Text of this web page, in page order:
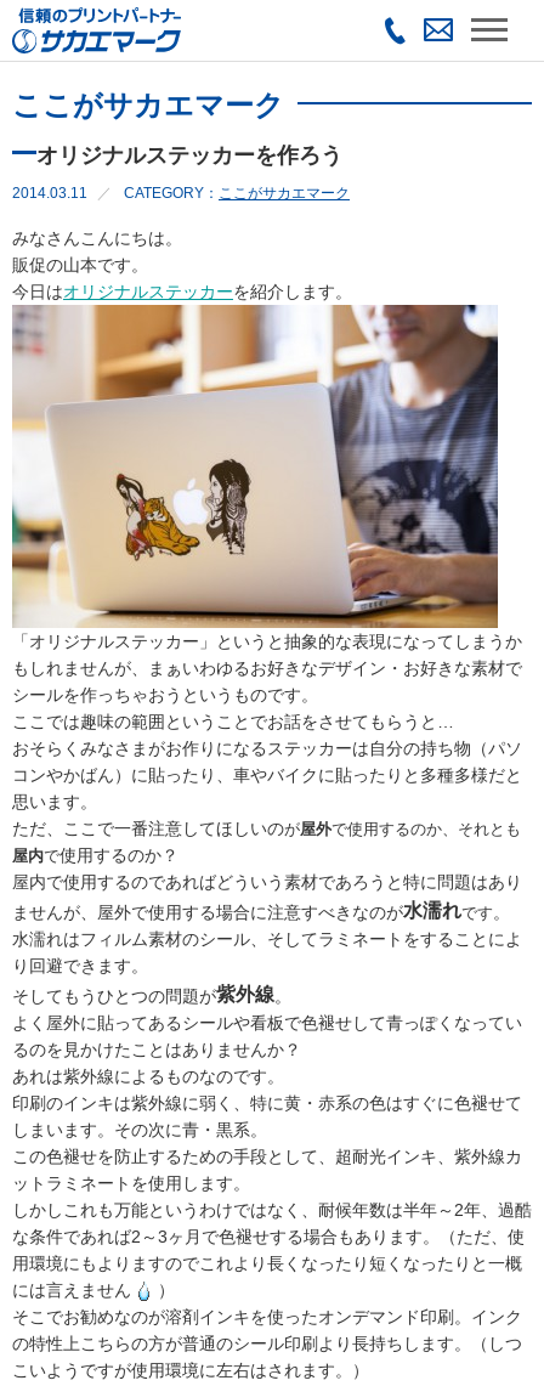
ここがサカエマーク
オリジナルステッカーを作ろう
2014.03.11 CATEGORY： ここがサカエマーク
みなさんこんにちは。
販促の山本です。
今日はオリジナルステッカーを紹介します。
「オリジナルステッカー」というと抽象的な表現になってしまうか
もしれませんが、まぁいわゆるお好きなデザイン・お好きな素材で
シールを作っちゃおうというものです。
ここでは趣味の範囲ということでお話をさせてもらうと…
おそらくみなさまがお作りになるステッカーは自分の持ち物（パソ
コンやかばん）に貼ったり、車やバイクに貼ったりと多種多様だと
思います。
ただ、ここで一番注意してほしいのが屋外で使用するのか、それとも
屋内で使用するのか？
屋内で使用するのであればどういう素材であろうと特に問題はあり
ませんが、屋外で使用する場合に注意すべきなのが水濡れです 。
水濡れはフィルム素材のシール、そしてラミネートをすることによ
り回避できます。
そしてもうひとつの問題が紫外線。
よく屋外に貼ってあるシールや看板で色褪せして青っぽくなってい
るのを見かけたことはありませんか？
あれは紫外線によるものなのです。
印刷のインキは紫外線に弱く、特に黄・赤系の色はすぐに色褪せて
しまいます。その次に青・黒系。
この色褪せを防止するための手段として、超耐光インキ、紫外線カ
ットラミネートを使用します。
しかしこれも万能というわけではなく、耐候年数は半年～2年、過酷
な条件であれば2～3ヶ月で色褪せする場合もあります。（ただ、使
用環境にもよりますのでこれより長くなったり短くなったりと一概
には言えません
）
そこでお勧めなのが溶剤インキを使ったオンデマンド印刷。インク
の特性上こちらの方が普通のシール印刷より長持ちします。（しつ
こいようですが使用環境に左右はされます。）